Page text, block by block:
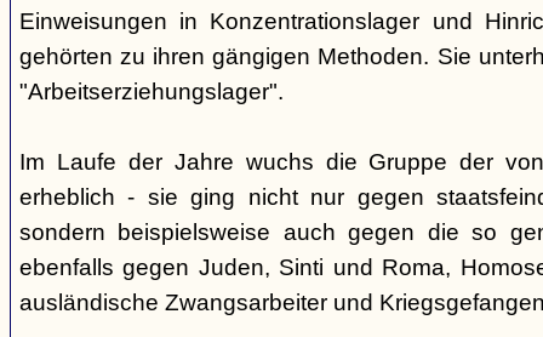
Einweisungen in Konzentrationslager und
gehörten zu ihren gängigen Methoden. Sie
"Arbeitserziehungslager".
Im Laufe der Jahre wuchs die Gruppe der
erheblich - sie ging nicht nur gegen
sondern beispielsweise auch gegen die so
ebenfalls gegen Juden, Sinti und Roma,
ausländische Zwangsarbeiter und